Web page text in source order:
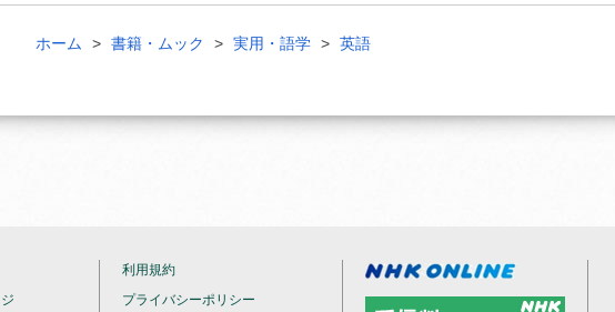
ホーム 書籍・ムック 実用・語学 英語
利用規約
プライバシーポリシー